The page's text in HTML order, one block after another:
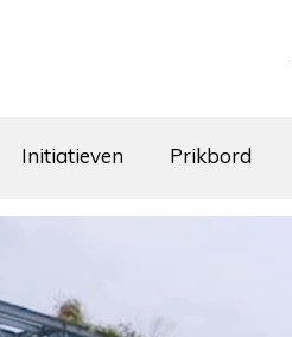
Initiatieven Prikbord